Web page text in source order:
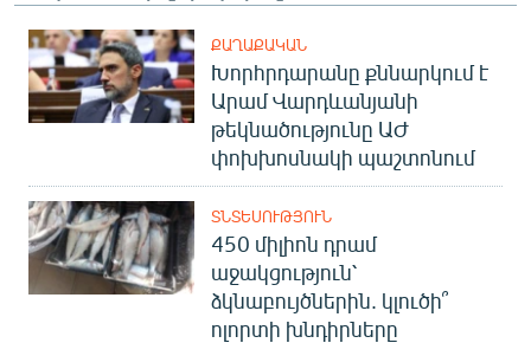
ՔԱՂԱՔԱԿԱՆ
Խորհրդարանը քննարկում է
Արամ Վարդևանյանի
թեկնածությունը ԱԺ
փոխխոսնակի պաշտոնում
ՏՆՏԵՍՈՒԹՅՈՒՆ
450 միլիոն դրամ
աջակցություն՝
ձկնաբույծներին. կլուծի՞
ոլորտի խնդիրները